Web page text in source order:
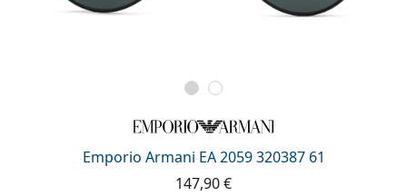
Emporio Armani EA 2059 320387 61
147,90 €